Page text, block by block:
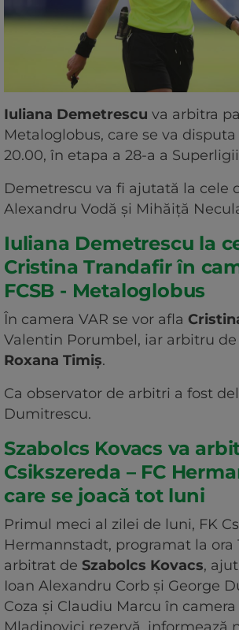
Iuliana Demetrescu va arbitra
Metaloglobus, care se va
20.00, în etapa a 28-a a
Demetrescu va fi ajutată la cele
Alexandru Vodă şi Mihăiţă
Iuliana Demetrescu la
Cristina Trandafir în
FCSB - Metaloglobus
În camera VAR se vor afla
Valentin Porumbel, iar arbitru de
Roxana Timiş.
Ca observator de arbitri a fost
Dumitrescu.
Szabolcs Kovacs va
Csikszereda – FC
care se joacă tot luni
Primul meci al zilei de luni, FK
Hermannstadt, programat la ora
arbitrat de Szabolcs Kovacs,
Ioan Alexandru Corb şi George
Coza şi Claudiu Marcu în camera